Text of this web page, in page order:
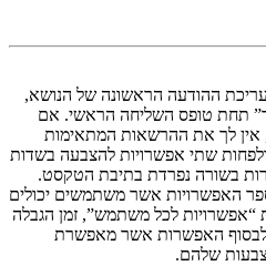
ההודעה הראשונה של הנושא,
תחת טופס השליחה הראשי. אם
אין לך את ההרשאות המתאימות
שתי אפשרויות להצבעה בשדות
בשורה נפרדת בתיבת הטקסט.
האפשרויות אשר משתמשים יכולים
לכל משתמש”, זמן הגבלה
לצמיתות) ולבסוף האפשרות אשר מאפשרת
שלהם.